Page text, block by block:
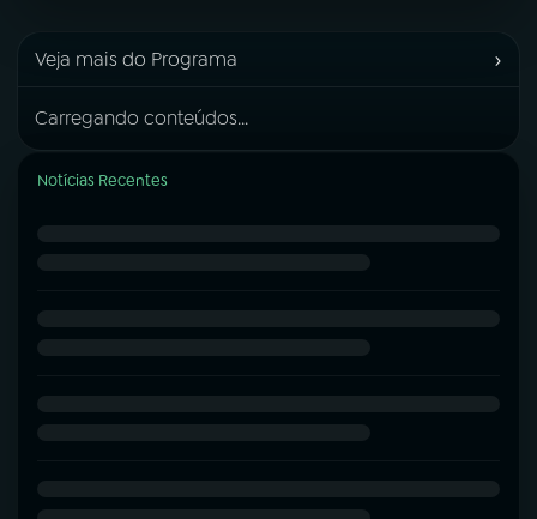
Veja mais do Programa ›
Carregando conteúdos...
Notícias Recentes